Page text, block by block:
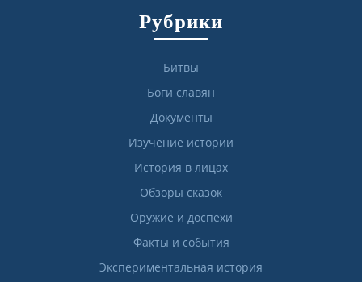
Рубрики
Битвы
Боги славян
Документы
Изучение истории
История в лицах
Обзоры сказок
Оружие и доспехи
Факты и события
Экспериментальная история